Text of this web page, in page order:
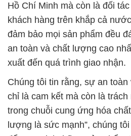
Hồ Chí Minh mà còn là đối
khách hàng trên khắp cả
đảm bảo mọi sản phẩm đều
an toàn và chất lượng cao
xuất đến quá trình giao nhận.
Chúng tôi tin rằng, sự an
chỉ là cam kết mà còn là
trong chuỗi cung ứng hóa
lượng là sức mạnh”, chúng